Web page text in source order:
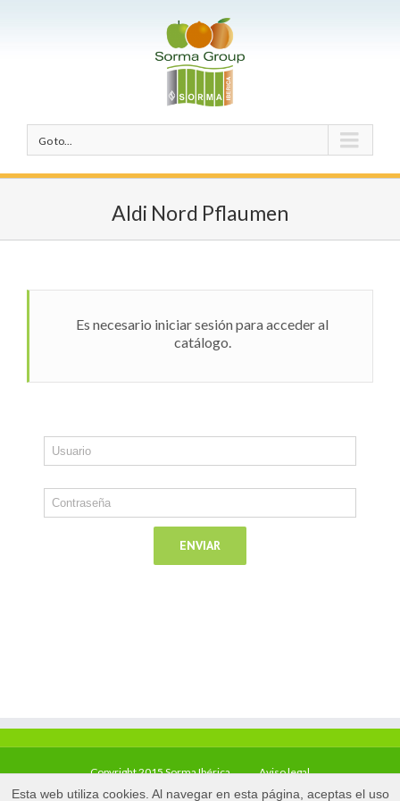
Go to...
Aldi Nord Pflaumen
Es necesario iniciar sesión para acceder al
catálogo.
Copyright 2015 Sorma Ibérica Aviso legal
Esta web utiliza cookies. Al navegar en esta página, aceptas el uso